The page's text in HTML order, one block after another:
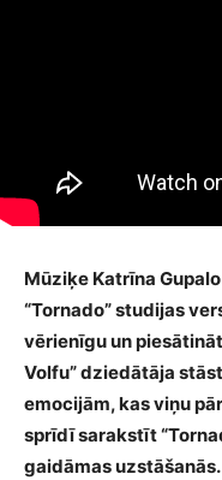
Mūziķe Katrīna
“Tornado” studijas
vērienīgu un
Volfu” dziedātāja
emocijām, kas viņu
sprīdī sarakstīt
gaidāmas uzstāšanās.